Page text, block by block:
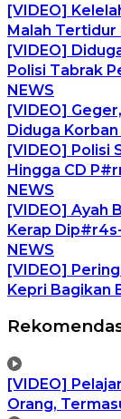
[VIDEO]
Malah Tertidur
[VIDEO]
Polisi Tabrak
NEWS
[VIDEO]
Diduga
[VIDEO] Polisi
Hingga CD
NEWS
[VIDEO] Ayah
Kerap
NEWS
[VIDEO]
Kepri Bagikan
[VIDEO]
Orang,